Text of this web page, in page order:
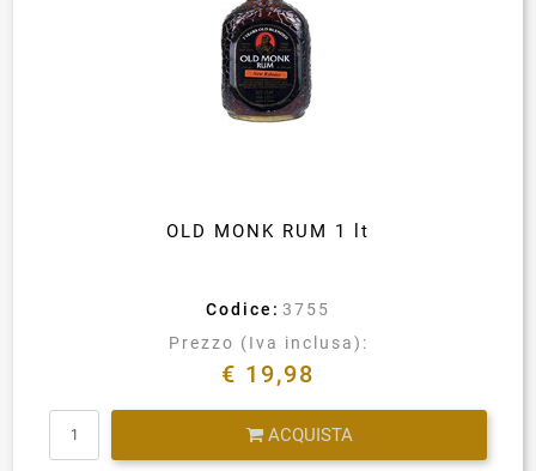
OLD MONK RUM 1 lt
Codice: 3755
Prezzo (Iva inclusa):
€ 19,98
ACQUISTA